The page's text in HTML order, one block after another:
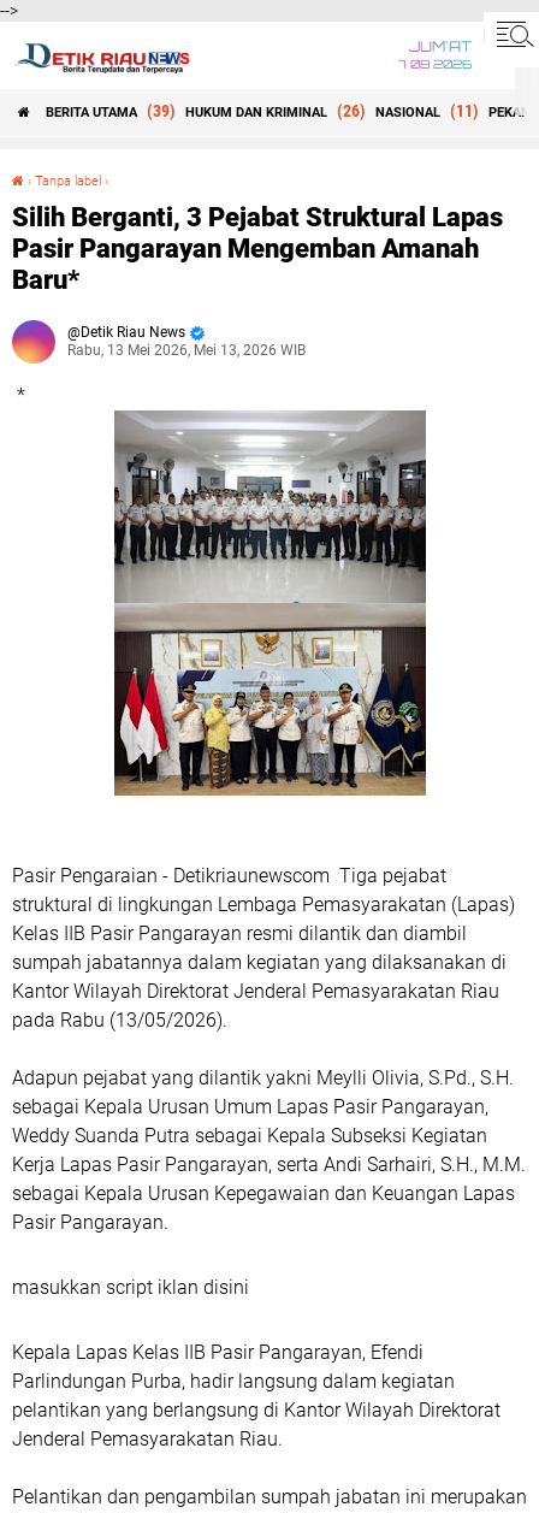
-->
JUM'AT
7 08 2026
BERITA UTAMA (39) HUKUM DAN KRIMINAL (26) NASIONAL (11)
› Tanpa label ›
Silih Berganti, 3 Pejabat Struktural Lapas
Pasir Pangarayan Mengemban Amanah
Baru*
Detik Riau News
Rabu, 13 Mei 2026, Mei 13, 2026 WIB
*
Pasir Pengaraian - Detikriaunewscom Tiga pejabat
struktural di lingkungan Lembaga Pemasyarakatan (Lapas)
Kelas IIB Pasir Pangarayan resmi dilantik dan diambil
sumpah jabatannya dalam kegiatan yang dilaksanakan di
Kantor Wilayah Direktorat Jenderal Pemasyarakatan Riau
pada Rabu (13/05/2026).
Adapun pejabat yang dilantik yakni Meylli Olivia, S.Pd., S.H.
sebagai Kepala Urusan Umum Lapas Pasir Pangarayan,
Weddy Suanda Putra sebagai Kepala Subseksi Kegiatan
Kerja Lapas Pasir Pangarayan, serta Andi Sarhairi, S.H., M.M.
sebagai Kepala Urusan Kepegawaian dan Keuangan Lapas
Pasir Pangarayan.
masukkan script iklan disini
Kepala Lapas Kelas IIB Pasir Pangarayan, Efendi
Parlindungan Purba, hadir langsung dalam kegiatan
pelantikan yang berlangsung di Kantor Wilayah Direktorat
Jenderal Pemasyarakatan Riau.
Pelantikan dan pengambilan sumpah jabatan ini merupakan